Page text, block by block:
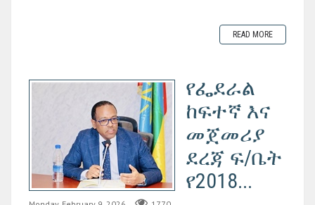
READ MORE
የፌደራል
ከፍተኛ እና
መጀመሪያ
ደረጃ ፍ/ቤት
የ2018...